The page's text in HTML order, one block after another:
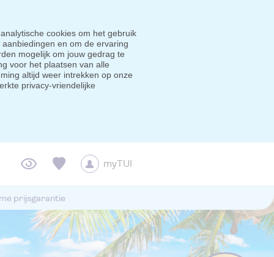
cookies om het gebruik
en om de ervaring
mogelijk om jouw gedrag te
voor het plaatsen van alle
altijd weer intrekken op onze
privacy-vriendelijke
myTUI
prijsgarantie